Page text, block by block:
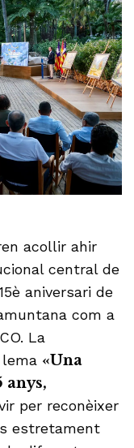
acollir ahir
central de
aniversari de
com a
La
«Una
anys,
per reconèixer
estretament